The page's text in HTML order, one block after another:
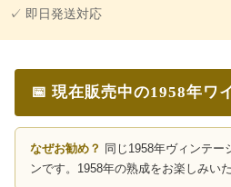
✓ 即日発送対応
📅 現在販売中の1958年ワ
なぜお勧め？ 同じ1958年ヴィンテー
ンです。1958年の熟成をお楽しみい